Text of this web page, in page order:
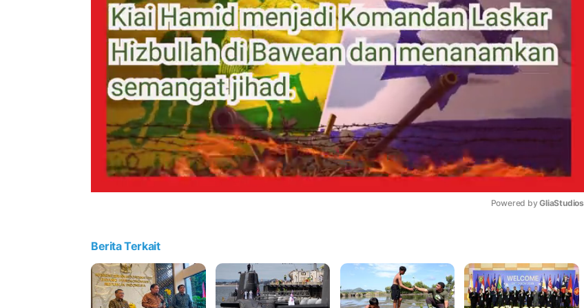
Powered by GliaStudios
Berita Terkait